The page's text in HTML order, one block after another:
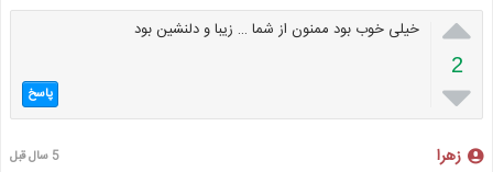

2

خیلی خوب بود ممنون از شما … زیبا و دلنشین بود
پاسخ
زهرا 5 سال قبل